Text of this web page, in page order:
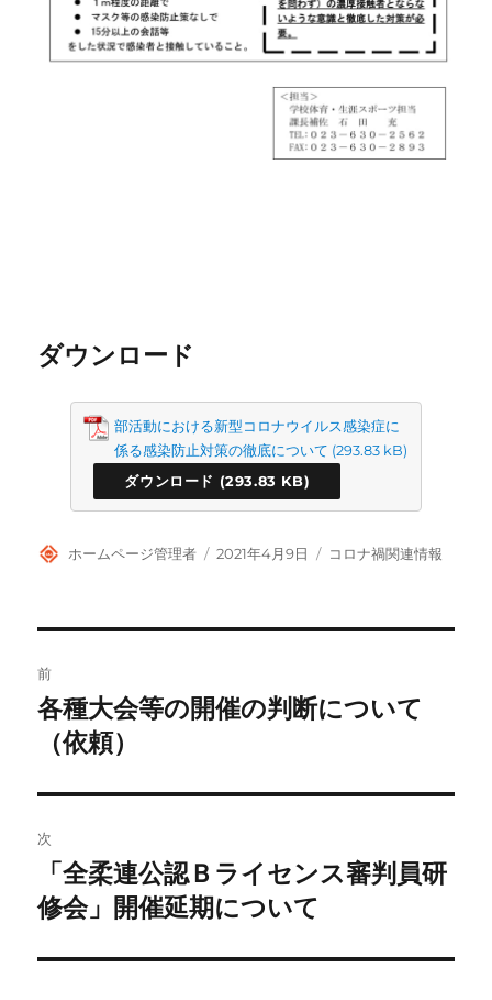
ダウンロード
部活動における新型コロナウイルス感染症に
係る感染防止対策の徹底について
ダウンロード
投
ホームページ管理者
投
2021年4月9日
カ
コロナ禍関連情報
稿
ナ
ビ
ゲ
ー
シ
前
前
の
稿:
各種大会等の開催の判断について
（依頼）
次
次
の
稿:
「全柔連公認Ｂライセンス審判員研
修会」開催延期について